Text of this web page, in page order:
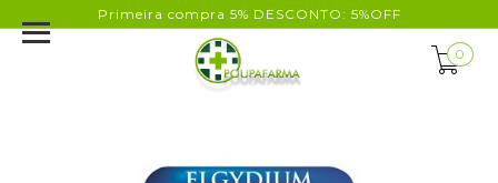
Primeira compra 5% DESCONTO: 5%OFF
0